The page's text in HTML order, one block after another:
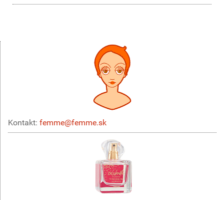
Kontakt: femme@femme.sk